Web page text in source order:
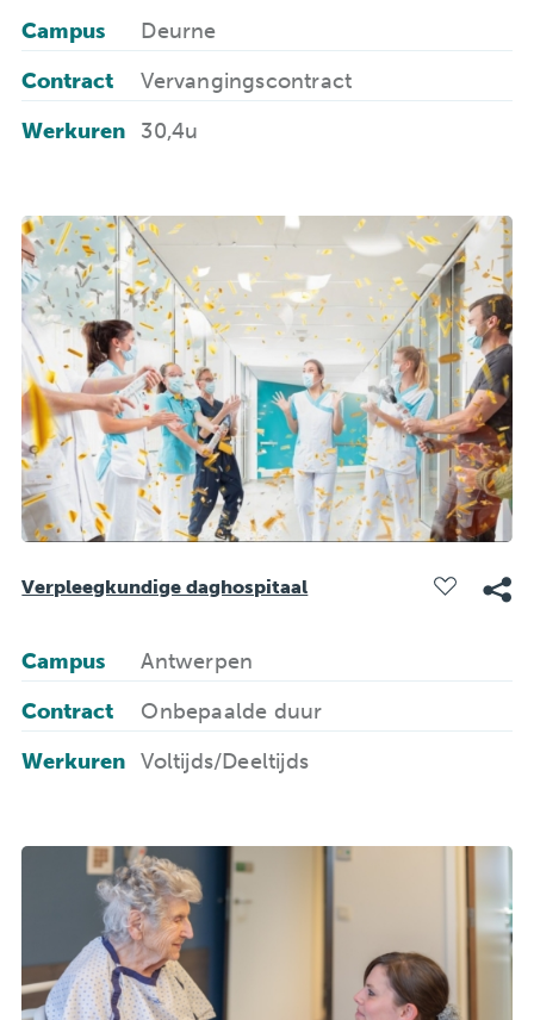
Campus
Deurne
Contract
Vervangingscontract
Werkuren
30,4u
Verpleegkundige daghospitaal
Campus
Antwerpen
Contract
Onbepaalde duur
Werkuren
Voltijds/Deeltijds